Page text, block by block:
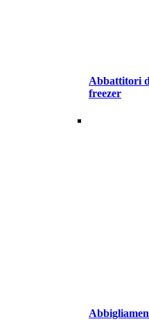
Abbattitori
freezer